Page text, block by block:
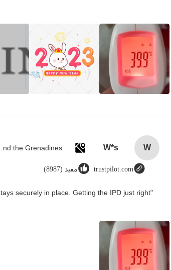
W
W*s
trustpilot.com مفيد (8987)
securely in place. Getting the IPD just right